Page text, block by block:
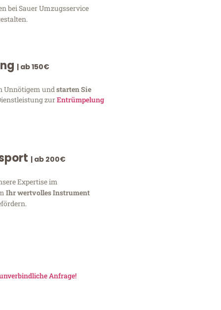
bei Sauer Umzugsservice
| ab 150€
Unnötigem und starten Sie
zurEntrümpelung
| ab 200€
Expertise im
Ihr wertvolles Instrument
Anfrage!